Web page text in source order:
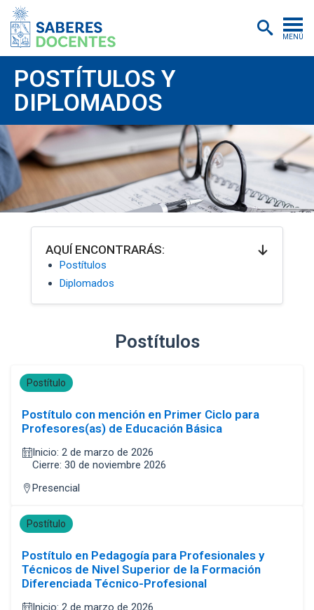
MENÚ
Cursos
Postítulos y diplomados
Asistencias educativas
Investigación
Publicaciones
Inscripciones
Aulas virtuales
POSTÍTULOS Y
DIPLOMADOS
AQUÍ ENCONTRARÁS:
Postítulos
Diplomados
Postítulos
Postítulo
Postítulo con mención en Primer Ciclo para
Profesores(as) de Educación Básica
Inicio: 2 de marzo de 2026
Cierre: 30 de noviembre 2026
Presencial
Postítulo
Postítulo en Pedagogía para Profesionales y
Técnicos de Nivel Superior de la Formación
Diferenciada Técnico-Profesional
Inicio: 2 de marzo de 2026